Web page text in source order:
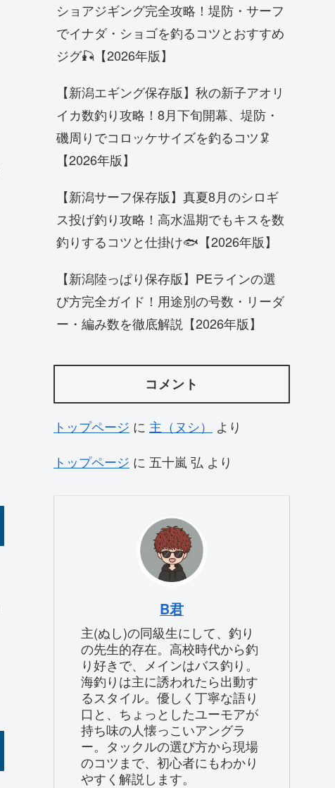
ショアジギング完全攻略！堤防・サーフ
でイナダ・ショゴを釣るコツとおすすめ
ジグ🎣【2026年版】
【新潟エギング保存版】秋の新子アオリ
イカ数釣り攻略！8月下旬開幕、堤防・
磯周りでコロッケサイズを釣るコツ🦑
【2026年版】
【新潟サーフ保存版】真夏8月のシロギ
ス投げ釣り攻略！高水温期でもキスを数
釣りするコツと仕掛け🐟【2026年版】
【新潟陸っぱり保存版】PEラインの選
び方完全ガイド！用途別の号数・リーダ
ー・編み数を徹底解説【2026年版】
コメント
トップページ に 主（ヌシ）
より
トップページ に 五十嵐 弘 より
B君
主(ぬし)の同級生にして、釣り
の先生的存在。高校時代から釣
り好きで、メインはバス釣り。
海釣りは主に誘われたら出動す
るスタイル。優しく丁寧な語り
口と、ちょっとしたユーモアが
持ち味の人懐っこいアングラ
ー。タックルの選び方から現場
のコツまで、初心者にもわかり
やすく解説します。